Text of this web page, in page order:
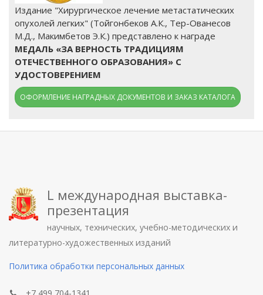
Издание "Хирургическое лечение метастатических
опухолей легких" (Тойгонбеков А.К., Тер-Ованесов
М.Д., Макимбетов Э.К.) представлено к награде
МЕДАЛЬ «ЗА ВЕРНОСТЬ ТРАДИЦИЯМ
ОТЕЧЕСТВЕННОГО ОБРАЗОВАНИЯ» С
УДОСТОВЕРЕНИЕМ
ОФОРМЛЕНИЕ НАГРАДНЫХ ДОКУМЕНТОВ И ЗАКАЗ КАТАЛОГА
L международная выставка-
презентация
научных, технических, учебно-методических и
литературно-художественных изданий
Политика обработки персональных данных